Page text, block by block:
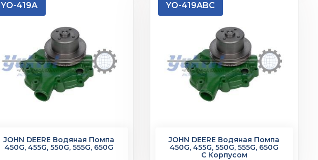
JOHN DEERE Водяная Помпа
450G, 455G, 550G, 555G, 650G
YO-419A
JOHN DEERE Водяная Помпа
450G, 455G, 550G, 555G, 650G
С Корпусом
YO-419ABC